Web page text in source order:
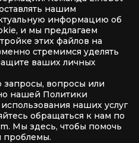
нашим
информацию об
и мы предлагаем
этих файлов на
стремимся уделять
ваших личных
запросы, вопросы или
нашей Политики
наших услуг
обращаться к нам по
. Мы здесь, чтобы помочь